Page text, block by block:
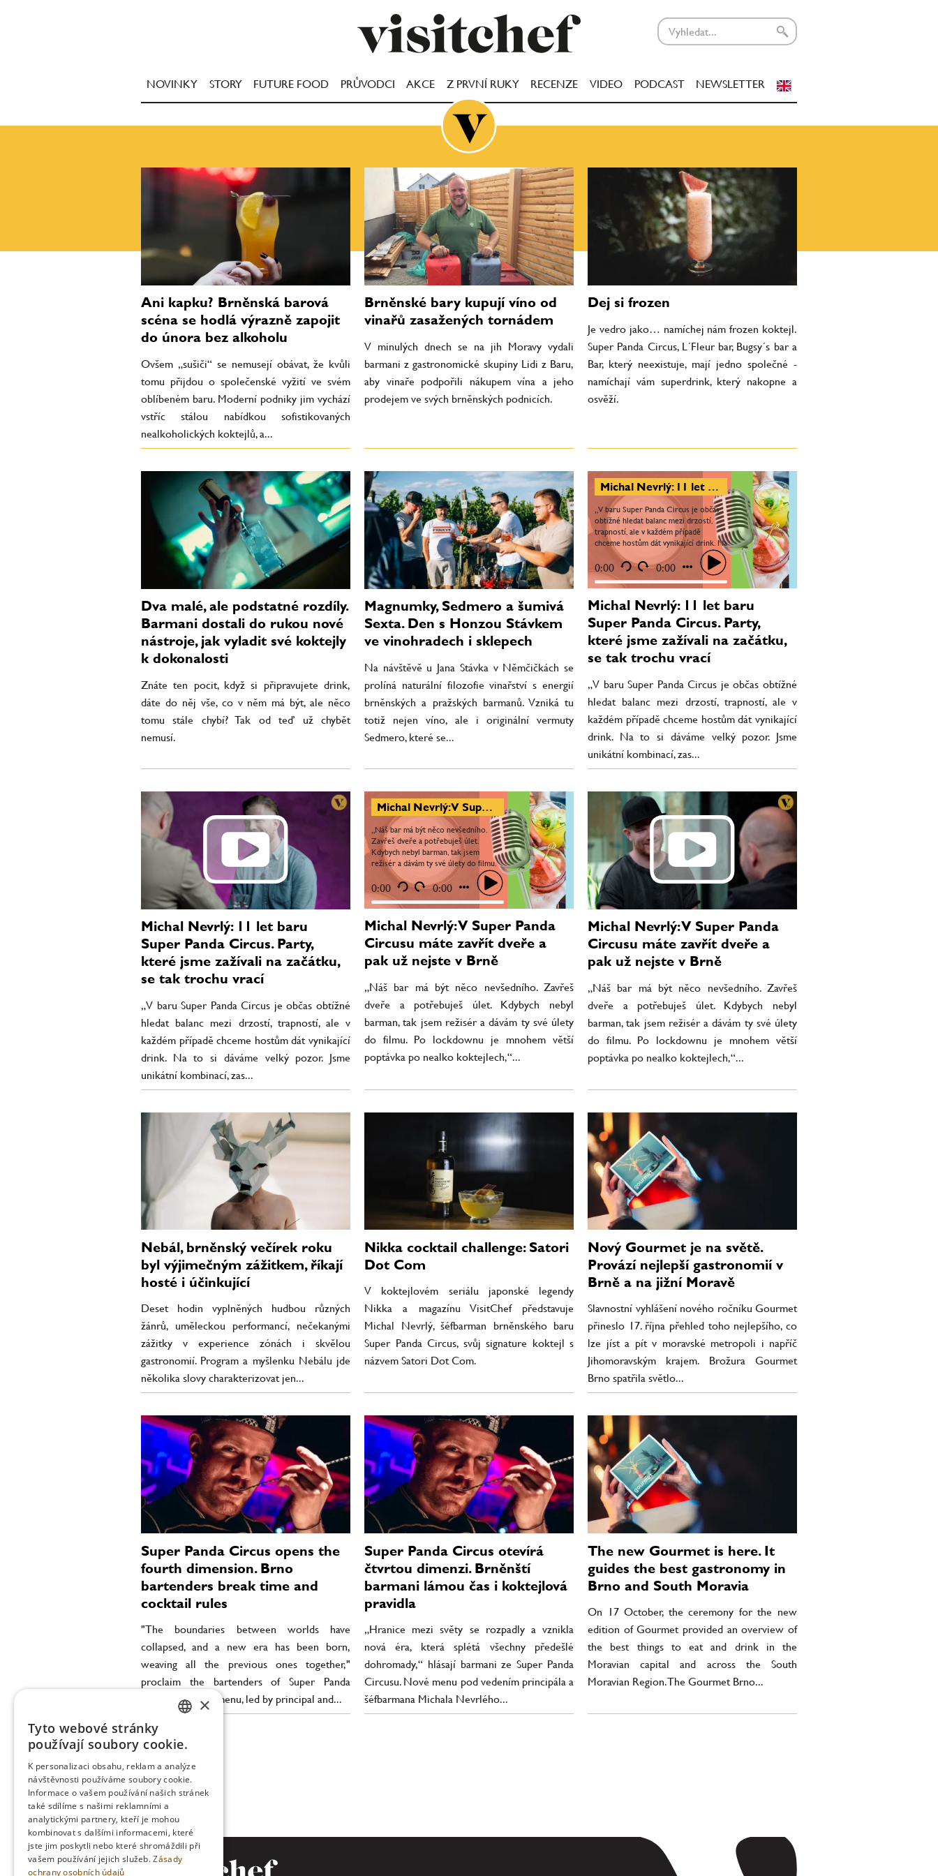
NOVINKY STORY FUTURE FOOD PRŮVODCI AKCE Z PRVNÍ RUKY RECENZE VIDEO PODCAST NEWSLETTER
Ani kapku? Brněnská barová
scéna se hodlá výrazně zapojit
do února bez alkoholu
Ovšem „sušiči“ se nemusejí obávat, že kvůli
tomu přijdou o společenské vyžití ve svém
oblíbeném baru. Moderní podniky jim vychází
vstříc stálou nabídkou sofistikovaných
nealkoholických koktejlů, a...
Brněnské bary kupují víno od
vinařů zasažených tornádem
V minulých dnech se na jih Moravy vydali
barmani z gastronomické skupiny Lidi z Baru,
aby vinaře podpořili nákupem vína a jeho
prodejem ve svých brněnských podnicích.
Dej si frozen
Je vedro jako… namíchej nám frozen koktejl.
Super Panda Circus, L´Fleur bar, Bugsy´s bar a
Bar, který neexistuje, mají jedno společné -
namíchají vám superdrink, který nakopne a
osvěží.
Dva malé, ale podstatné rozdíly.
Barmani dostali do rukou nové
nástroje, jak vyladit své koktejly
k dokonalosti
Znáte ten pocit, když si připravujete drink,
dáte do něj vše, co v něm má být, ale něco
tomu stále chybí? Tak od teď už chybět
nemusí.
Magnumky, Sedmero a šumivá
Sexta. Den s Honzou Stávkem
ve vinohradech i sklepech
Na návštěvě u Jana Stávka v Němčičkách se
prolíná naturální filozofie vinařství s energií
brněnských a pražských barmanů. Vzniká tu
totiž nejen víno, ale i originální vermuty
Sedmero, které se...
Michal Nevrlý: 11 let baru Super Panda Circus. Party, které jsme zažívali na začátku, se tak trochu vrací
„V baru Super Panda Circus je občas
obtížné hledat balanc mezi drzostí,
trapností, ale v každém případě
chceme hostům dát vynikající drink. Na
to si dáváme velký pozor. Jsme
unikátní kombinací, zas...
0:00 0:00
Michal Nevrlý: 11 let baru
Super Panda Circus. Party,
které jsme zažívali na začátku,
se tak trochu vrací
„V baru Super Panda Circus je občas obtížné
hledat balanc mezi drzostí, trapností, ale v
každém případě chceme hostům dát vynikající
drink. Na to si dáváme velký pozor. Jsme
unikátní kombinací, zas...
Michal Nevrlý: 11 let baru
Super Panda Circus. Party,
které jsme zažívali na začátku,
se tak trochu vrací
„V baru Super Panda Circus je občas obtížné
hledat balanc mezi drzostí, trapností, ale v
každém případě chceme hostům dát vynikající
drink. Na to si dáváme velký pozor. Jsme
unikátní kombinací, zas...
Michal Nevrlý: V Super Panda Circusu máte zavřít dveře a pak už nejste v Brně
„Náš bar má být něco nevšedního.
Zavřeš dveře a potřebuješ úlet.
Kdybych nebyl barman, tak jsem
režisér a dávám ty své úlety do filmu.
Po lockdownu je mnohem větší
poptávka po nealko koktejlech,“...
0:00 0:00
Michal Nevrlý: V Super Panda
Circusu máte zavřít dveře a
pak už nejste v Brně
„Náš bar má být něco nevšedního. Zavřeš
dveře a potřebuješ úlet. Kdybych nebyl
barman, tak jsem režisér a dávám ty své úlety
do filmu. Po lockdownu je mnohem větší
poptávka po nealko koktejlech,“...
Michal Nevrlý: V Super Panda
Circusu máte zavřít dveře a
pak už nejste v Brně
„Náš bar má být něco nevšedního. Zavřeš
dveře a potřebuješ úlet. Kdybych nebyl
barman, tak jsem režisér a dávám ty své úlety
do filmu. Po lockdownu je mnohem větší
poptávka po nealko koktejlech,“...
Nebál, brněnský večírek roku
byl výjimečným zážitkem, říkají
hosté i účinkující
Deset hodin vyplněných hudbou různých
žánrů, uměleckou performancí, nečekanými
zážitky v experience zónách i skvělou
gastronomií. Program a myšlenku Nebálu jde
několika slovy charakterizovat jen...
Nikka cocktail challenge: Satori
Dot Com
V koktejlovém seriálu japonské legendy
Nikka a magazínu VisitChef představuje
Michal Nevrlý, šéfbarman brněnského baru
Super Panda Circus, svůj signature koktejl s
názvem Satori Dot Com.
Nový Gourmet je na světě.
Provází nejlepší gastronomií v
Brně a na jižní Moravě
Slavnostní vyhlášení nového ročníku Gourmet
přineslo 17. října přehled toho nejlepšího, co
lze jíst a pít v moravské metropoli i napříč
Jihomoravským krajem. Brožura Gourmet
Brno spatřila světlo...
Super Panda Circus opens the
fourth dimension. Brno
bartenders break time and
cocktail rules
"The boundaries between worlds have
collapsed, and a new era has been born,
weaving all the previous ones together,"
proclaim the bartenders of Super Panda
Circus. The new menu, led by principal and...
Super Panda Circus otevírá
čtvrtou dimenzi. Brněnští
barmani lámou čas i koktejlová
pravidla
„Hranice mezi světy se rozpadly a vznikla
nová éra, která splétá všechny předešlé
dohromady,“ hlásají barmani ze Super Panda
Circusu. Nové menu pod vedením principála a
šéfbarmana Michala Nevrlého...
The new Gourmet is here. It
guides the best gastronomy in
Brno and South Moravia
On 17 October, the ceremony for the new
edition of Gourmet provided an overview of
the best things to eat and drink in the
Moravian capital and across the South
Moravian Region. The Gourmet Brno...
ENGLISH
×
Tyto webové stránky
používají soubory cookie.
K personalizaci obsahu, reklam a analýze
návštěvnosti používáme soubory cookie.
Informace o vašem používání našich stránek
také sdílíme s našimi reklamními a
analytickými partnery, kteří je mohou
kombinovat s dalšími informacemi, které
jste jim poskytli nebo které shromáždili při
vašem používání jejich služeb.Zásady
ochrany osobních údajů